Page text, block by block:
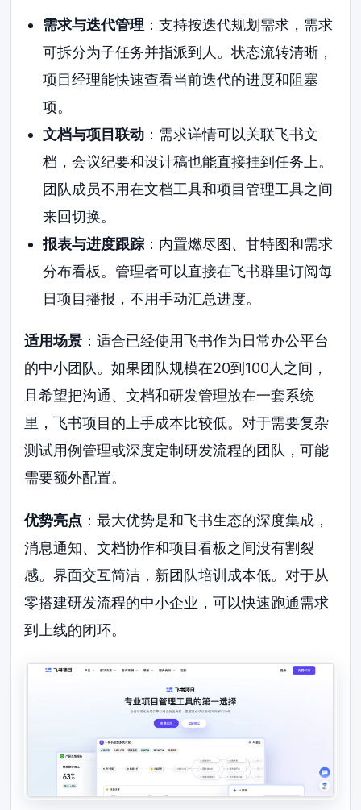
需求与迭代管理 ：支持按迭代规划需求，需求
可拆分为子任务并指派到人。状态流转清晰，
项目经理能快速查看当前迭代的进度和阻塞
项。
文档与项目联动：需求详情可以关联飞书文
档，会议纪要和设计稿也能直接挂到任务上。
团队成员不用在文档工具和项目管理工具之间
来回切换。
报表与进度跟踪：内置燃尽图、甘特图和需求
分布看板。管理者可以直接在飞书群里订阅每
日项目播报，不用手动汇总进度。
适用场景 ：适合已经使用飞书作为日常办公平台
的中小团队。如果团队规模在20到100人之间，
且希望把沟通、文档和研发管理放在一套系统
里，飞书项目的上手成本比较低。对于需要复杂
测试用例管理或深度定制研发流程的团队，可能
需要额外配置。
优势亮点 ：最大优势是和飞书生态的深度集成，
消息通知、文档协作和项目看板之间没有割裂
感。界面交互简洁，新团队培训成本低。对于从
零搭建研发流程的中小企业，可以快速跑通需求
到上线的闭环。